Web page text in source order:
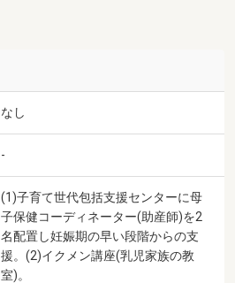
なし
-
(1)子育て世代包括支援センターに母
子保健コーディネーター(助産師)を2
名配置し妊娠期の早い段階からの支
援。(2)イクメン講座(乳児家族の教
室)。